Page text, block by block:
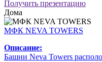
Получить презентацию
Дома
MФК NEVA TOWERS
Описание:
Башни Neva Towers